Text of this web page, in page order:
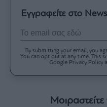
Εγγραφείτε στο
By submitting your email, you
You can opt out at any time. This
Google Privacy Policy